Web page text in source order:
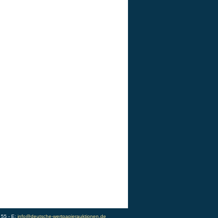
- E: info@deutsche-wertpapierauktionen.de